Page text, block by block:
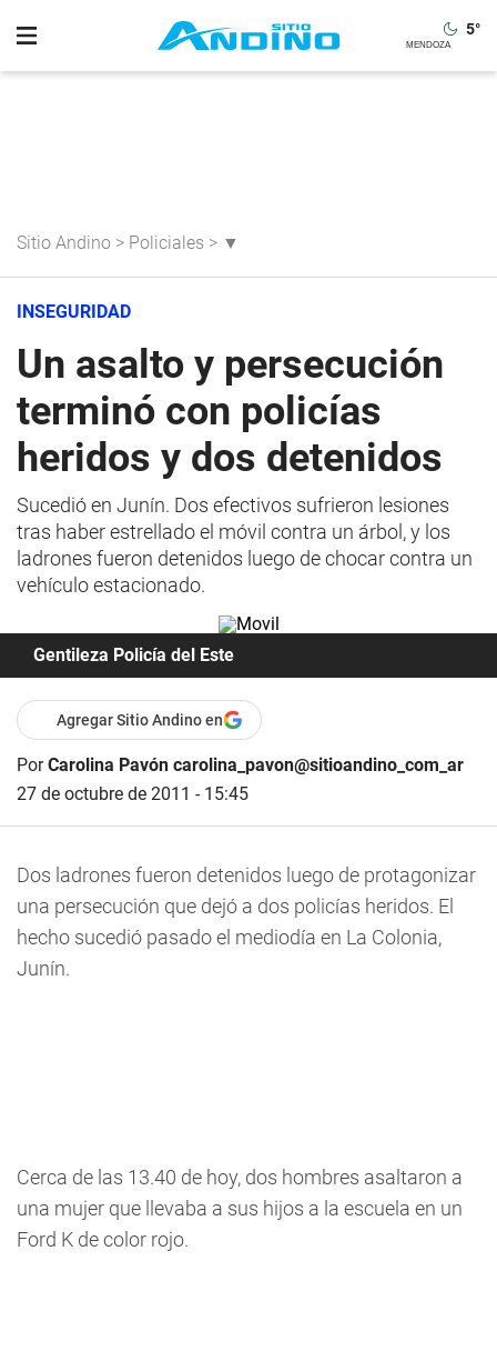
5°
Sitio Andino > Policiales > ▼
INSEGURIDAD
Un asalto y persecución
terminó con policías
heridos y dos detenidos
Sucedió en Junín. Dos efectivos sufrieron lesiones
tras haber estrellado el móvil contra un árbol, y los
ladrones fueron detenidos luego de chocar contra un
vehículo estacionado.
Gentileza Policía del Este
Agregar Sitio Andino en
PorCarolina Pavón carolina_pavon@sitioandino_com_ar
27 de octubre de 2011 - 15:45
Dos ladrones fueron detenidos luego de protagonizar
una persecución que dejó a dos policías heridos. El
hecho sucedió pasado el mediodía en La Colonia,
Junín.
Cerca de las 13.40 de hoy, dos hombres asaltaron a
una mujer que llevaba a sus hijos a la escuela en un
Ford K de color rojo.